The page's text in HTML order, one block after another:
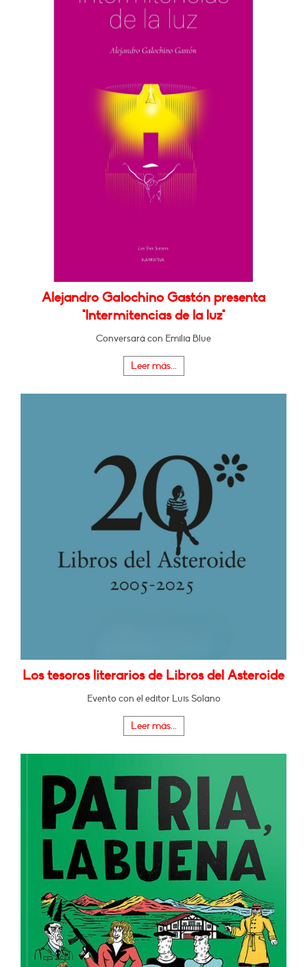
Alejandro Galochino Gastón presenta
"Intermitencias de la luz"
Conversará con Emilia Blue
Leer más...
Los tesoros literarios de Libros del Asteroide
Evento con el editor Luis Solano
Leer más...